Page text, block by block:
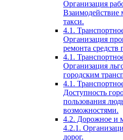
Организация
Взаимодействие
такси.
4.1.
Организация
ремонта средств
4.1.
Организация
городским
4.1.
Доступность
пользования
возможностями.
4.2. Дорожное и
4.2.1.
дорог.